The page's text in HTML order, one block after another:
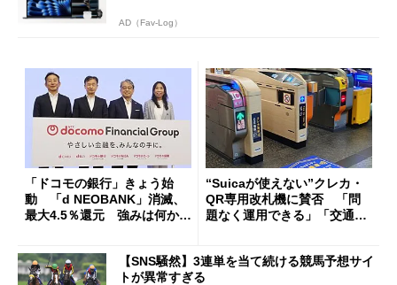
AD（Fav-Log）
「ドコモの銀行」きょう始
動 「d NEOBANK」消滅、
最大4.5％還元 強みは何か解
“Suicaが使えない”クレカ・
QR専用改札機に賛否 「問
題なく運用できる」「交通系I
【SNS騒然】3連単を当て続ける競馬予想サイ
トが異常すぎる